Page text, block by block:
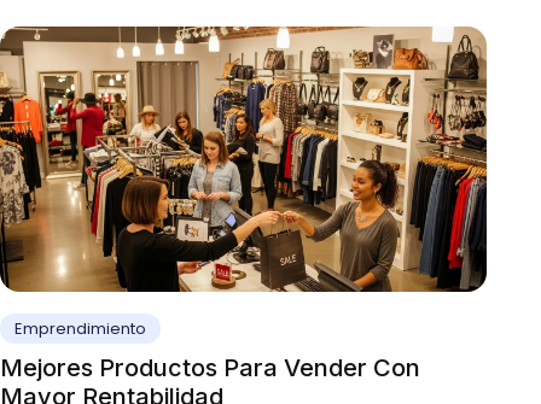
Emprendimiento
Mejores Productos Para Vender Con
Mayor Rentabilidad